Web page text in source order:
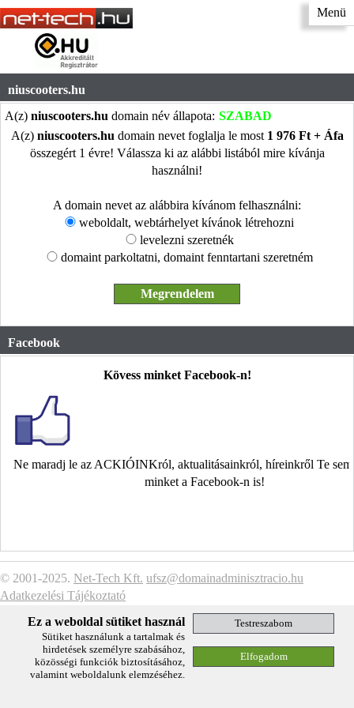
Menü
niuscooters.hu
A(z) niuscooters.hu domain név állapota: SZABAD
A(z) niuscooters.hu domain nevet foglalja le most 1 976 Ft + Áfa
összegért 1 évre! Válassza ki az alábbi listából mire kívánja
használni!
A domain nevet az alábbira kívánom felhasználni:
weboldalt, webtárhelyet kívánok létrehozni
levelezni szeretnék
domaint parkoltatni, domaint fenntartani szeretném
Facebook
Kövess minket Facebook-n!
Ne maradj le az ACKIÓINKról, aktualitásainkról, híreinkről Te
minket a Facebook-n is!
© 2001-2025. Net-Tech Kft. ufsz@domainadminisztracio.hu
Adatkezelési Tájékoztató
Ez a weboldal sütiket használ
Sütiket használunk a tartalmak és
hirdetések személyre szabásához,
közösségi funkciók biztosításához,
valamint weboldalunk elemzéséhez.